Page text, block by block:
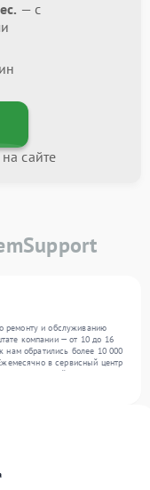
— с
сайте
ремонту и обслуживанию
компании — от 10 до 16
обратились более 10 000
в сервисный центр
поломки любой сложности и
квалификации мастеров.